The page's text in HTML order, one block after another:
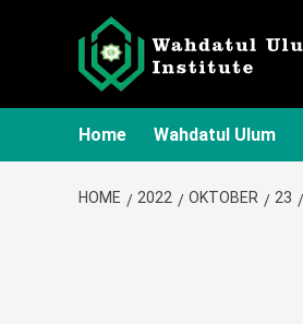
Home Wahdatul Ulum
HOME 2022 OKTOBER 23